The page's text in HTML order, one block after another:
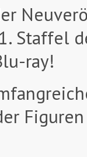
Staffel
ray!